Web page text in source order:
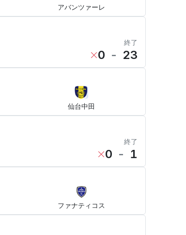
アバンツァーレ
終了
0 - 23
仙台中田
終了
0 - 1
ファナティコス